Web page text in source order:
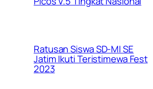
Ratusan Siswa SD-MI SE
Jatim Ikuti Teristimewa Fest
2023